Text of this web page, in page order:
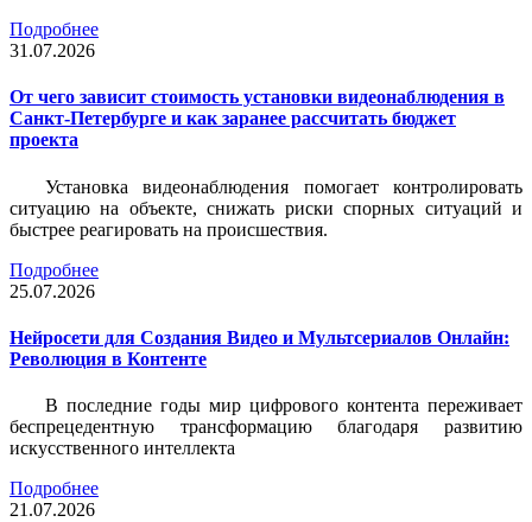
Подробнее
31.07.2026
От чего зависит стоимость установки видеонаблюдения в
Санкт-Петербурге и как заранее рассчитать бюджет
проекта
Установка видеонаблюдения помогает контролировать
ситуацию на объекте, снижать риски спорных ситуаций и
быстрее реагировать на происшествия.
Подробнее
25.07.2026
Нейросети для Создания Видео и Мультсериалов Онлайн:
Революция в Контенте
В последние годы мир цифрового контента переживает
беспрецедентную трансформацию благодаря развитию
искусственного интеллекта
Подробнее
21.07.2026